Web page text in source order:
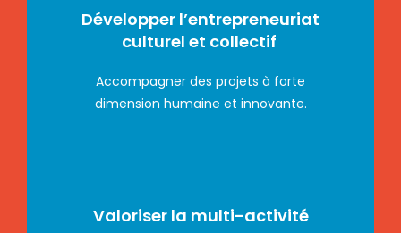
Développer l’entrepreneuriat
culturel et collectif
Accompagner des projets à forte
dimension humaine et innovante.
Valoriser la multi-activité